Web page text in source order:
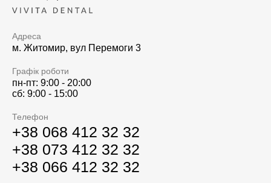
Адреса
м. Житомир, вул Перемоги 3
Графік роботи
пн-пт: 9:00 - 20:00
сб: 9:00 - 15:00
Телефон
+38 068 412 32 32
+38 073 412 32 32
+38 066 412 32 32